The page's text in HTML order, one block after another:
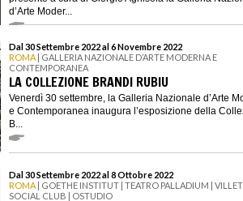
d’Arte Moder...
Dal 30 Settembre 2022 al 6 Novembre 2022
ROMA | GALLERIA NAZIONALE D’ARTE MODERNA E
CONTEMPORANEA
LA COLLEZIONE BRANDI RUBIU
Venerdì 30 settembre, la Galleria Nazionale d’Arte
e Contemporanea inaugura l’esposizione della
B...
Dal 30 Settembre 2022 al 8 Ottobre 2022
ROMA | GOETHE INSTITUT | TEATRO PALLADIUM |
SOCIAL CLUB | OSTUDIO